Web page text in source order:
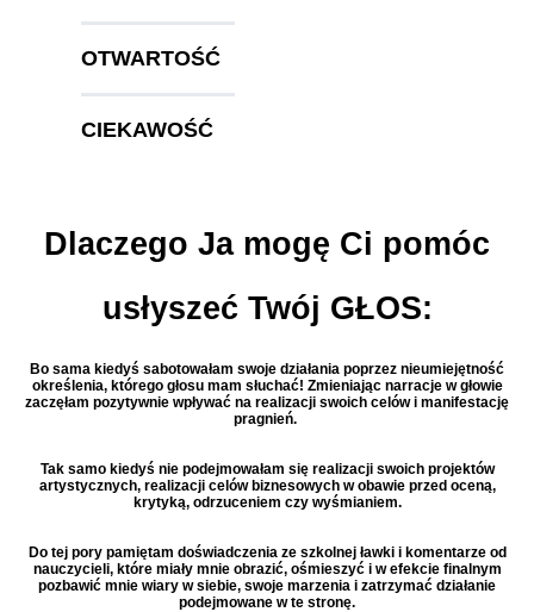
OTWARTOŚĆ
CIEKAWOŚĆ
Dlaczego Ja mogę Ci pomóc
usłyszeć Twój GŁOS:
Bo sama kiedyś sabotowałam swoje działania poprzez nieumiejętność
określenia, którego głosu mam słuchać! Zmieniając narracje w głowie
zaczęłam pozytywnie wpływać na realizacji swoich celów i manifestację
pragnień.
Tak samo kiedyś nie podejmowałam się realizacji swoich projektów
artystycznych, realizacji celów biznesowych w obawie przed oceną,
krytyką, odrzuceniem czy wyśmianiem.
Do tej pory pamiętam doświadczenia ze szkolnej ławki i komentarze od
nauczycieli, które miały mnie obrazić, ośmieszyć i w efekcie finalnym
pozbawić mnie wiary w siebie, swoje marzenia i zatrzymać działanie
podejmowane w te stronę.